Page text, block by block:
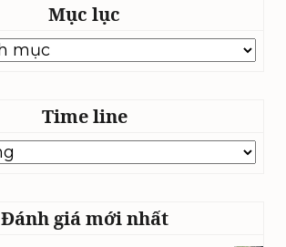
Mục lục
Time line
Đánh giá mới nhất